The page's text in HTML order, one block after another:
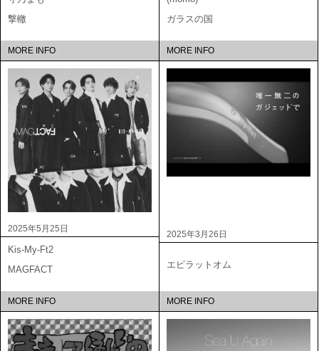
撃轍
MORE INFO
ガラスの国
MORE INFO
2025年5月25日
Kis-My-Ft2
MAGFACT
MORE INFO
2025年3月26日
エピラットオム
MORE INFO